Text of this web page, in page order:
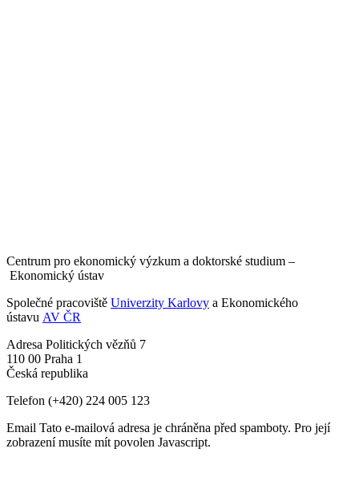
Centrum pro ekonomický výzkum a doktorské studium –
Ekonomický ústav
Společné pracoviště Univerzity Karlovy a Ekonomického
ústavu AV ČR
Adresa Politických vězňů 7
110 00 Praha 1
Česká republika
Telefon (+420) 224 005 123
Email Tato e-mailová adresa je chráněna před spamboty. Pro její
zobrazení musíte mít povolen Javascript.